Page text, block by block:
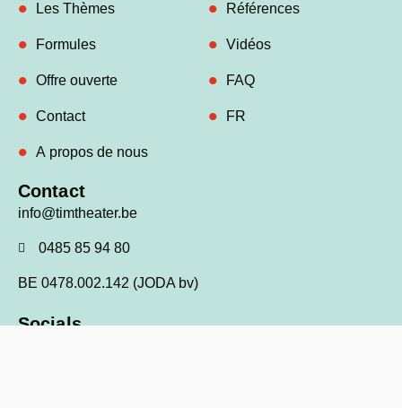
Socials
Contact
info@timtheater.be
0485 85 94 80
BE 0478.002.142 (JODA bv)
Les Thèmes
Formules
Offre ouverte
Contact
A propos de nous
Références
Vidéos
FAQ
FR